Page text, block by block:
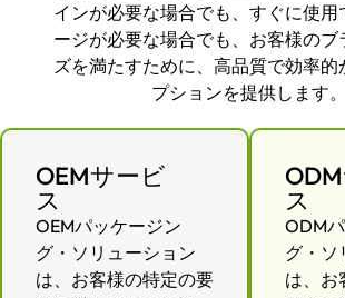
インが必要な場合でも、すぐに使用
ージが必要な場合でも、お客様のブ
ズを満たすために、高品質で効率的
プションを提供します。
OEMサービ
ス
OEMパッケージン
グ・ソリューション
は、お客様の特定の要
ス
ODM
グ・ソ
は、お